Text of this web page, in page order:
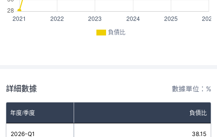
負債比
詳細數據 數據單位：%
年度/季度 負債比
2026-Q1 38.15